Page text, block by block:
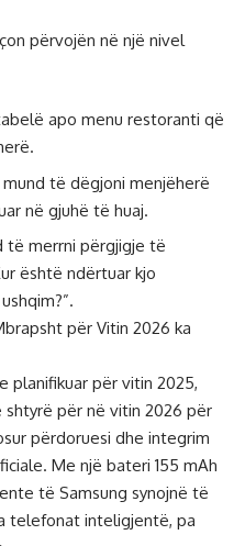
përvojën në një nivel
apo menu restoranti që
të dëgjoni menjëherë
në gjuhë të huaj.
të merrni përgjigje të
është ndërtuar kjo
për Vitin 2026 ka
planifikuar për vitin 2025,
për në vitin 2026 për
përdoruesi dhe integrim
Me një bateri 155 mAh
të Samsung synojnë të
telefonat inteligjentë, pa